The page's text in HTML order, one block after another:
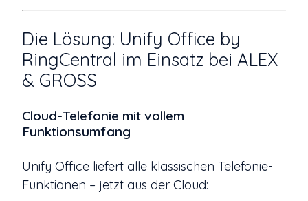
Die Lösung: Unify Office by
RingCentral im Einsatz bei ALEX
& GROSS
Cloud-Telefonie mit vollem
Funktionsumfang
Unify Office liefert alle klassischen Telefonie-
Funktionen – jetzt aus der Cloud: